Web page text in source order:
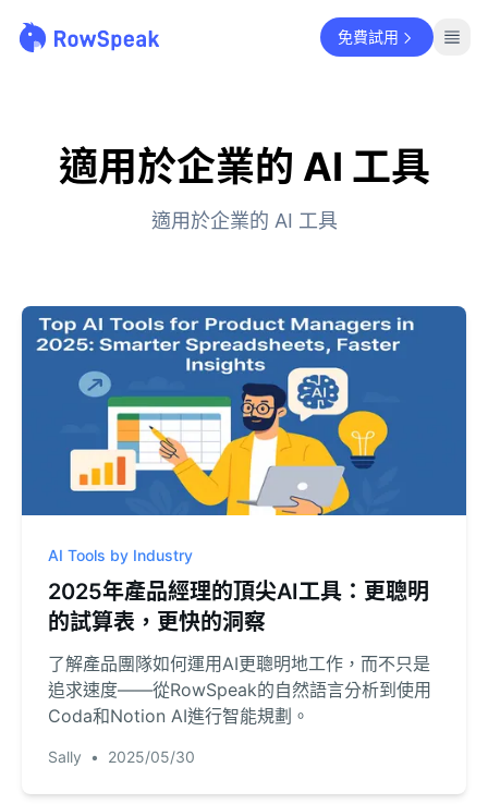
免費試用
適用於企業的 AI 工具
適用於企業的 AI 工具
AI Tools by Industry
2025年產品經理的頂尖AI工具：更聰明
的試算表，更快的洞察
了解產品團隊如何運用AI更聰明地工作，而不只是
追求速度——從RowSpeak的自然語言分析到使用
Coda和Notion AI進行智能規劃。
Sally • 2025/05/30